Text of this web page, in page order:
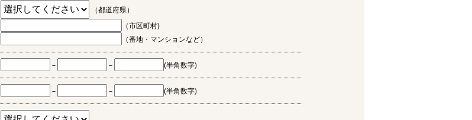
（都道府県）
（市区町村)
（番地・マンションなど）
－ － (半角数字)
－ － (半角数字)